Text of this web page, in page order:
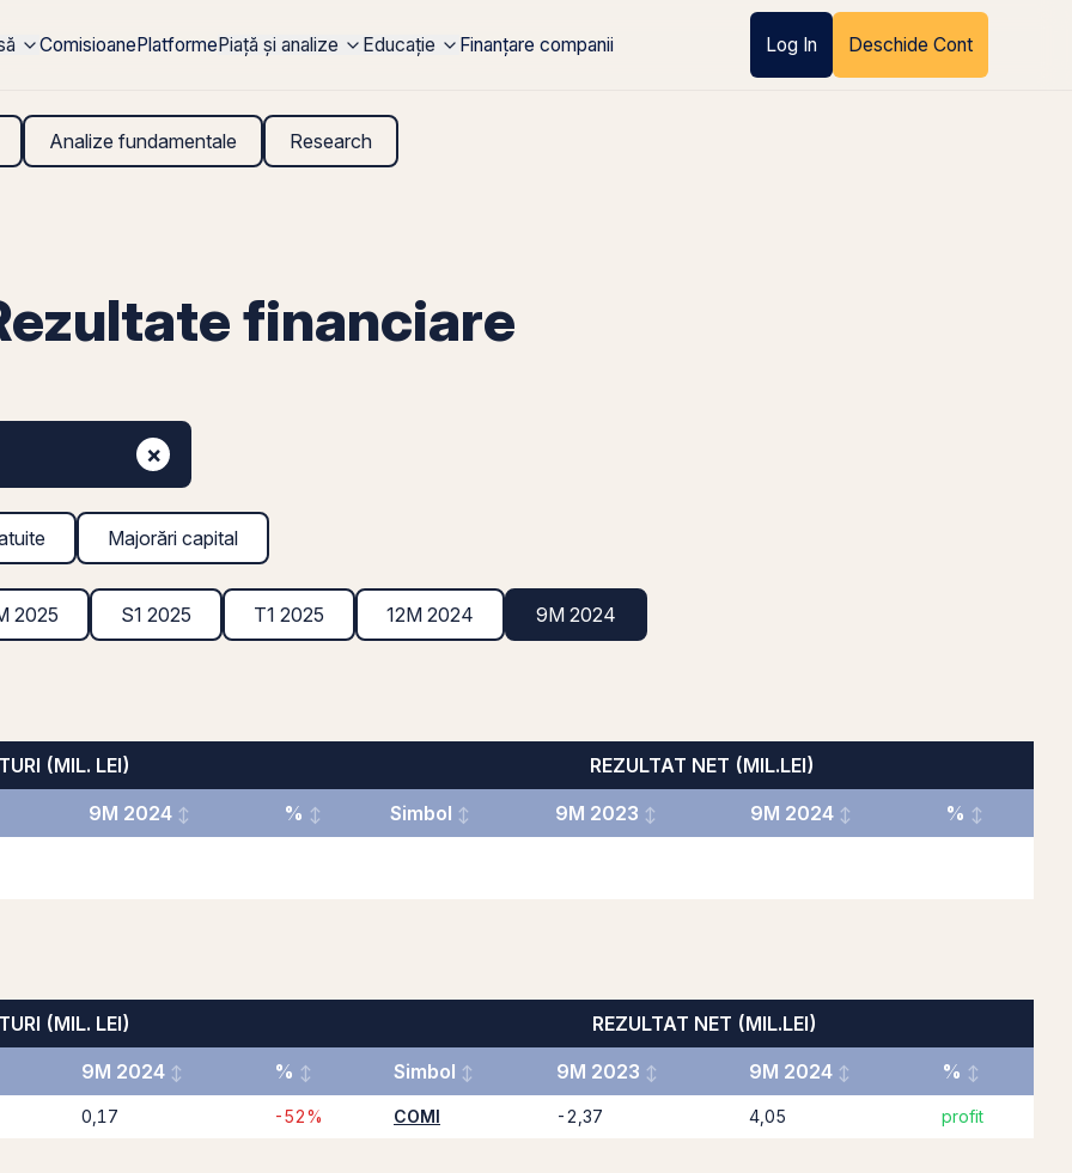
ComisioanePlatformePiață și analize Educație Finanțare companii Log In Deschide Cont
Analize fundamentale Research
financiare
×
Majorări capital
2025 S1 2025 T1 2025 12M 2024 9M 2024
(MIL. LEI)
REZULTAT NET (MIL.LEI)
9M 2024 % Simbol 9M 2023 9M 2024 %
(MIL. LEI)
REZULTAT NET (MIL.LEI)
9M 2024 % Simbol 9M 2023 9M 2024 %
0,17 -52% COMI -2,37 4,05 profit